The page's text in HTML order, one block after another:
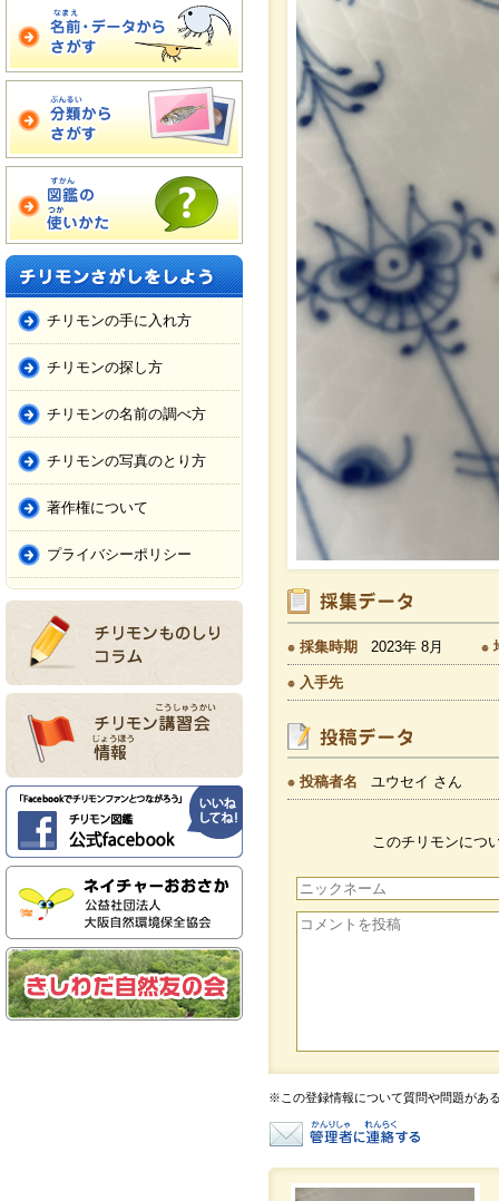
チリモンの手に入れ方
チリモンの探し方
チリモンの名前の調べ方
チリモンの写真のとり方
著作権について
プライバシーポリシー
採集時期 2023年 8月
入手先
投稿者名 ユウセイ さん
このチリモンにつ
※この登録情報について質問や問題があ